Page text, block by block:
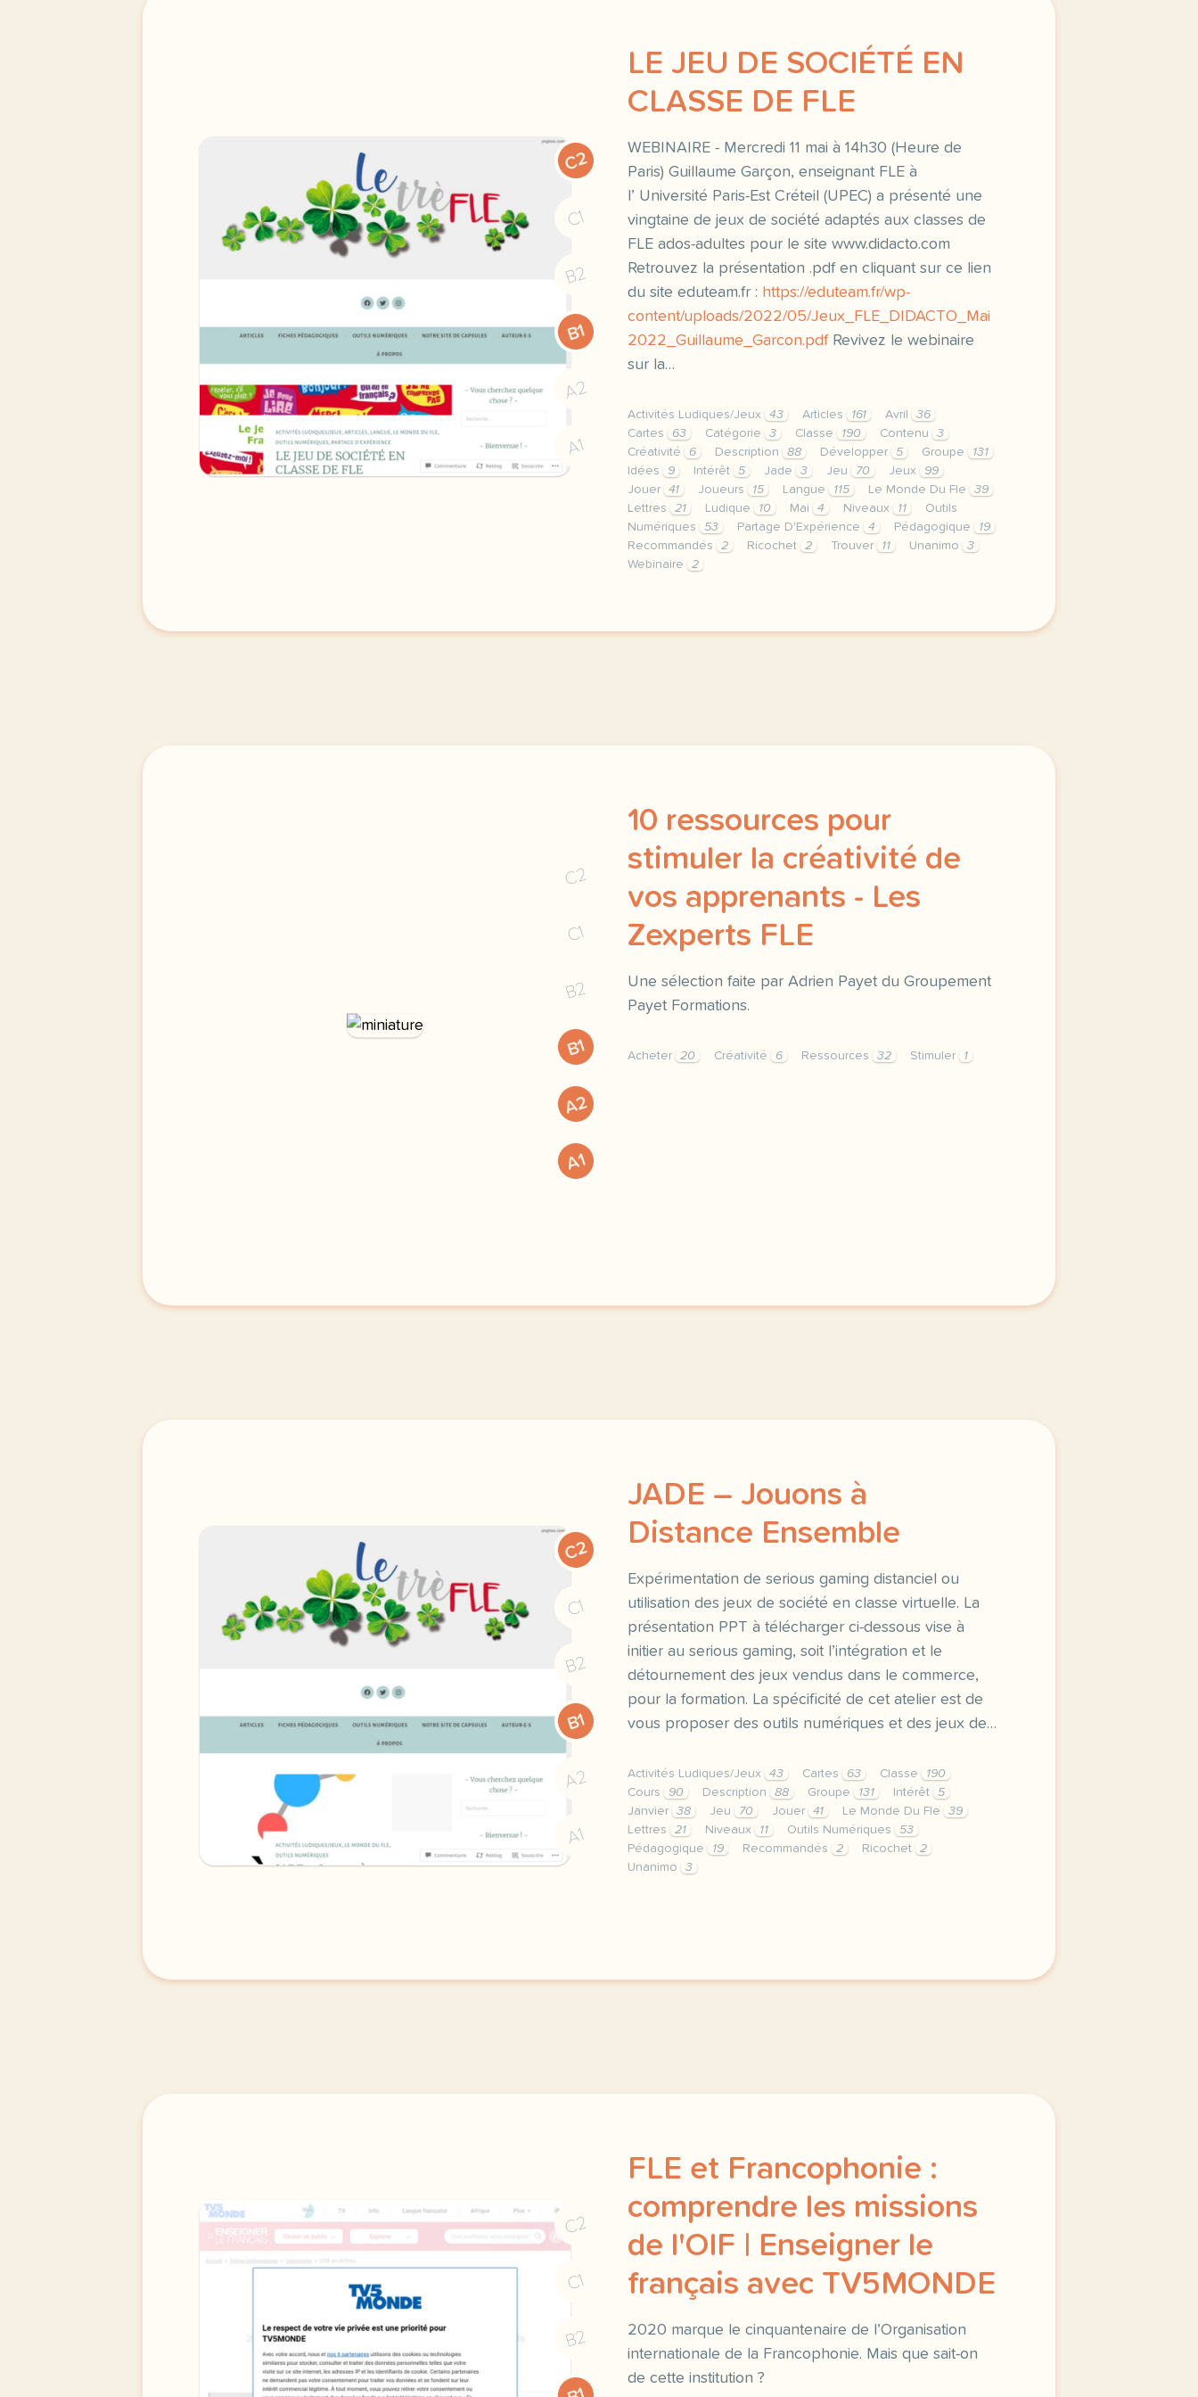
C2
C1
B2
B1
A2
A1
LE JEU DE SOCIÉTÉ EN
CLASSE DE FLE
WEBINAIRE - Mercredi 11 mai à 14h30 (Heure de
Paris) Guillaume Garçon, enseignant FLE à
l’ Université Paris-Est Créteil (UPEC) a présenté une
vingtaine de jeux de société adaptés aux classes de
FLE ados-adultes pour le site www.didacto.com
Retrouvez la présentation .pdf en cliquant sur ce lien
du site eduteam.fr : https://eduteam.fr/wp-
content/uploads/2022/05/Jeux_FLE_DIDACTO_Mai
2022_Guillaume_Garcon.pdfRevivez le webinaire
sur la…
Activités Ludiques/Jeux 43 Articles 161 Avril
36
Cartes
63 Catégorie 3 Classe 190 Contenu
3
Créativité
6 Description 88 Développer 5 Groupe
131
Idées
9 Intérêt 5 Jade 3 Jeu 70 Jeux
99
Jouer
41 Joueurs 15 Langue 115 Le Monde Du Fle
39
Lettres
21 Ludique 10 Mai 4 Niveaux 11
Outils
Numériques
53 Partage D'Expérience 4 Pédagogique
19
Recommandés
2 Ricochet 2 Trouver 11 Unanimo
3
Webinaire
2
C2
C1
B2
B1
A2
A1
10 ressources pour
stimuler la créativité de
vos apprenants - Les
Zexperts FLE
Une sélection faite par Adrien Payet du Groupement
Payet Formations.
Acheter 20 Créativité 6 Ressources 32 Stimuler 1
C2
C1
B2
B1
A2
A1
JADE – Jouons à
Distance Ensemble
Expérimentation de serious gaming distanciel ou
utilisation des jeux de société en classe virtuelle. La
présentation PPT à télécharger ci-dessous vise à
initier au serious gaming, soit l’intégration et le
détournement des jeux vendus dans le commerce,
pour la formation. La spécificité de cet atelier est de
vous proposer des outils numériques et des jeux de…
Activités Ludiques/Jeux 43 Cartes 63 Classe
190
Cours
90 Description 88 Groupe 131 Intérêt
5
Janvier
38 Jeu 70 Jouer 41 Le Monde Du Fle
39
Lettres
21 Niveaux 11 Outils Numériques
53
Pédagogique
19 Recommandés 2 Ricochet
2
Unanimo
3
C2
C1
B2
FLE et Francophonie :
comprendre les missions
de l'OIF | Enseigner le
français avec TV5MONDE
2020 marque le cinquantenaire de l’Organisation
internationale de la Francophonie. Mais que sait-on
de cette institution ?